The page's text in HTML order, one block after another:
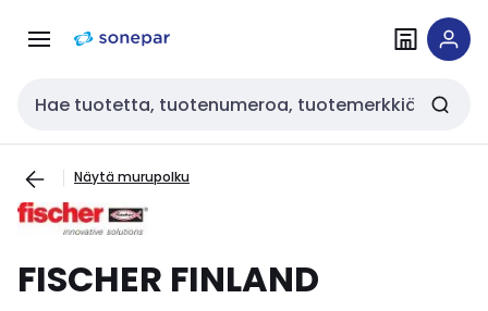
navigointiinsisältöön
Haku
Näytä murupolku
FISCHER FINLAND